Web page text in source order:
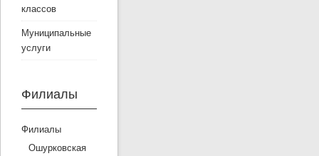
классов
Муниципальные
услуги
Филиалы
Филиалы
Ошурковская